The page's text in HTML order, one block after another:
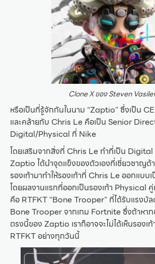
Clone X ของ Steven
หรือเป็นที่รู้จักกันในนาม “Zaptio” ซึ่งเป็น
และคล้ายกับ Chris Le คือเป็น Senior
Digital/Physical ที่ Nike
โดยเสริมจากสิ่งที่ Chris Le ทำที่เป็น
Zaptio ได้นำจุดแข็งของตัวเองที่เชี่ยวชาญ
รองเท้ามาทำให้รองเท้าที่ Chris Le ออกแบบ
โดยผลงานแรกที่ออกเป็นรองเท้า Physical
คือ RTFKT “Bone Trooper” ที่ได้รับแรงบั
Bone Trooper จากเกม Fortnite ซึ่งถ้าหา
ตรงนี้ของ Zaptio เราก็อาจจะไม่ได้เห็นรองเ
RTFKT อย่างทุกวันนี้